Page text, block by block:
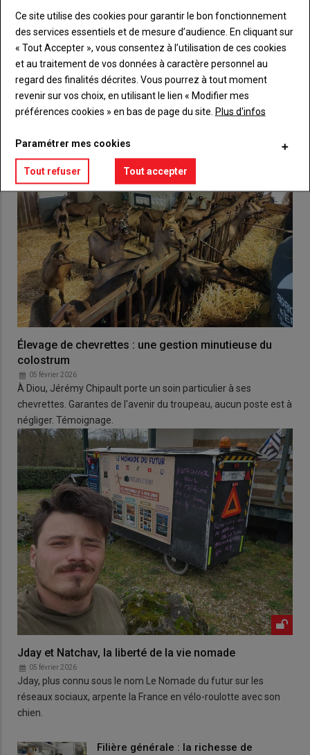
Créez un compte
VOUS AIMEREZ AUSSI
Élevage de chevrettes : une gestion minutieuse du
colostrum
05 février 2026
À Diou, Jérémy Chipault porte un soin particulier à ses
chevrettes. Garantes de l'avenir du troupeau, aucun poste est à
négliger. Témoignage.
Jday et Natchav, la liberté de la vie nomade
05 février 2026
Jday, plus connu sous le nom Le Nomade du futur sur les
réseaux sociaux, arpente la France en vélo-roulotte avec son
chien.
Filière générale : la richesse de
Ce site utilise des cookies pour garantir le bon fonctionnement
des services essentiels et de mesure d’audience. En cliquant sur
« Tout Accepter », vous consentez à l’utilisation de ces cookies
et au traitement de vos données à caractère personnel au
regard des finalités décrites. Vous pourrez à tout moment
revenir sur vos choix, en utilisant le lien « Modifier mes
préférences cookies » en bas de page du site. Plus d'infos
Paramétrer mes cookies
Tout refuser Tout accepter